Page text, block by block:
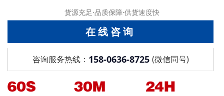
货源充足·品质保障·供货速度快
在线咨询
咨询服务热线： 158-0636-8725 (微信同号)